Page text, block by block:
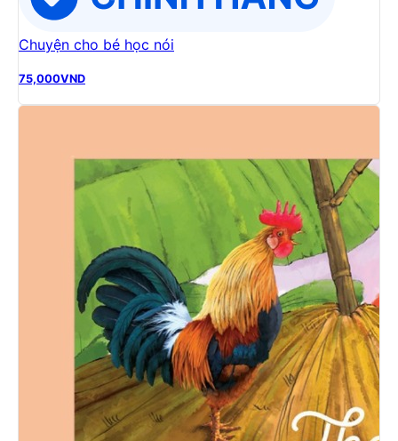
Chuyện cho bé học nói
75,000VND